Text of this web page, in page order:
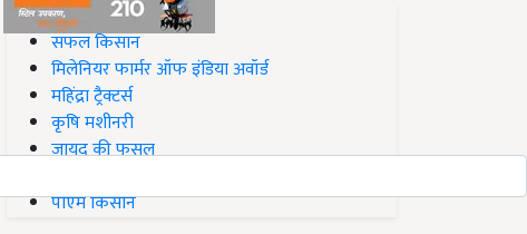
#Top on Krishi Jagran
सफल किसान
मिलेनियर फार्मर ऑफ इंडिया अवॉर्ड
महिंद्रा ट्रैक्टर्स
कृषि मशीनरी
जायद की फसल
पीएम किसान